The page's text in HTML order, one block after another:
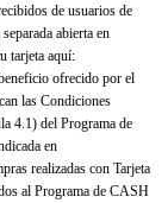
de usuarios de
abierta en
tarjeta aquí:
ofrecido por el
las Condiciones
4.1) del Programa de
en
realizadas con Tarjeta
al Programa de CASH